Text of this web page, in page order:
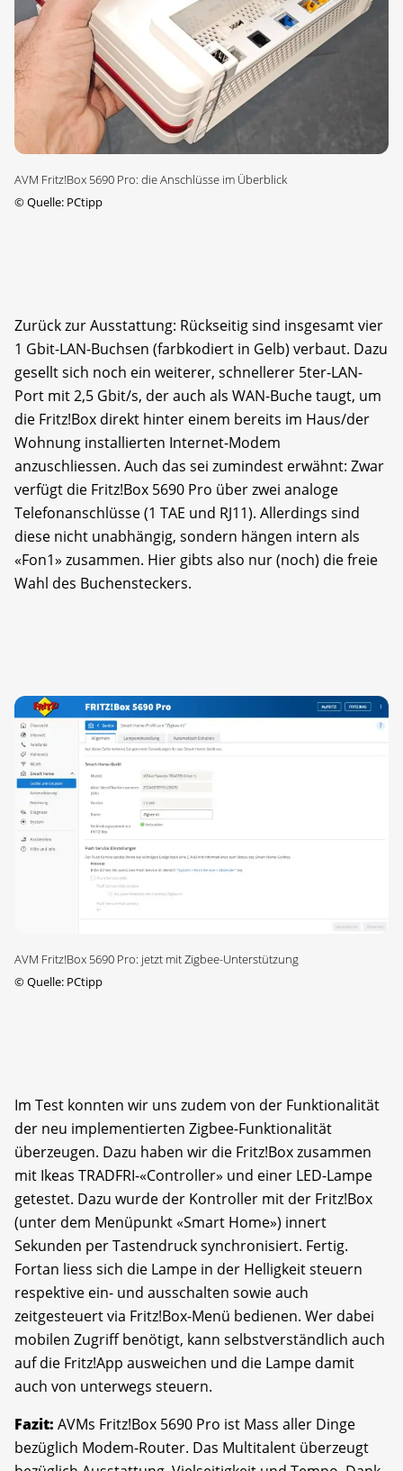
AVM Fritz!Box 5690 Pro: die Anschlüsse im Überblick
©Quelle: PCtipp
Zurück zur Ausstattung: Rückseitig sind insgesamt vier
1 Gbit-LAN-Buchsen (farbkodiert in Gelb) verbaut. Dazu
gesellt sich noch ein weiterer, schnellerer 5ter-LAN-
Port mit 2,5 Gbit/s, der auch als WAN-Buche taugt, um
die Fritz!Box direkt hinter einem bereits im Haus/der
Wohnung installierten Internet-Modem
anzuschliessen. Auch das sei zumindest erwähnt: Zwar
verfügt die Fritz!Box 5690 Pro über zwei analoge
Telefonanschlüsse (1 TAE und RJ11). Allerdings sind
diese nicht unabhängig, sondern hängen intern als
«Fon1» zusammen. Hier gibts also nur (noch) die freie
Wahl des Buchensteckers.
AVM Fritz!Box 5690 Pro: jetzt mit Zigbee-Unterstützung
©Quelle: PCtipp
Im Test konnten wir uns zudem von der Funktionalität
der neu implementierten Zigbee-Funktionalität
überzeugen. Dazu haben wir die Fritz!Box zusammen
mit Ikeas TRADFRI-«Controller» und einer LED-Lampe
getestet. Dazu wurde der Kontroller mit der Fritz!Box
(unter dem Menüpunkt «Smart Home») innert
Sekunden per Tastendruck synchronisiert. Fertig.
Fortan liess sich die Lampe in der Helligkeit steuern
respektive ein- und ausschalten sowie auch
zeitgesteuert via Fritz!Box-Menü bedienen. Wer dabei
mobilen Zugriff benötigt, kann selbstverständlich auch
auf die Fritz!App ausweichen und die Lampe damit
auch von unterwegs steuern.
Fazit: AVMs Fritz!Box 5690 Pro ist Mass aller Dinge
bezüglich Modem-Router. Das Multitalent überzeugt